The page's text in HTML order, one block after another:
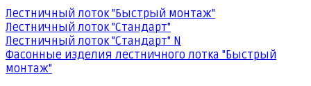
Лестничный лоток "Быстрый монтаж"
Лестничный лоток "Стандарт"
Лестничный лоток "Стандарт" N
Фасонные изделия лестничного лотка "Быстрый
монтаж"